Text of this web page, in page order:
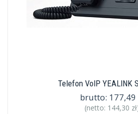
Telefon VoIP YEALINK
brutto: 177,49
(netto: 144,30 zł